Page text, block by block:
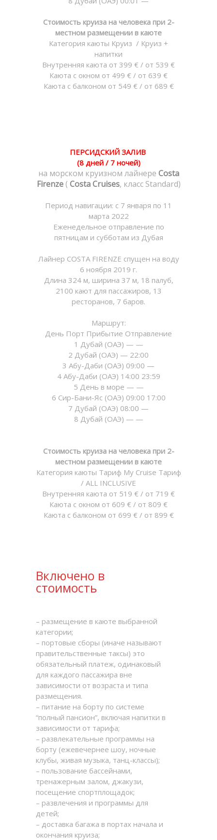
Стоимость круиза на человека при 2-
местном размещении в каюте
Категория каюты Круиз / Круиз +
напитки
Внутренняя каюта от 399 € / от 539 €
Каюта с окном от 499 € / от 639 €
Каюта с балконом от 549 € / от 689 €
ПЕРСИДСКИЙ ЗАЛИВ
(8 дней / 7 ночей)
на морском круизном лайнере Сosta
Firenze ( Costa Cruises, класс Standard)
Период навигации: с 7 января по 11
марта 2022
Еженедельное отправление по
пятницам и субботам из Дубая
Лайнер COSTA FIRENZE спущен на воду
6 ноября 2019 г.
Длина 324 м, ширина 37 м, 18 палуб,
2100 кают для пассажиров, 13
ресторанов, 7 баров.
Маршрут:
День Порт Прибытие Отправление
1 Дубай (ОАЭ) — —
2 Дубай (ОАЭ) — 22:00
3 Абу-Даби (ОАЭ) 09:00 —
4 Абу-Даби (ОАЭ) 14:00 23:59
5 День в море — —
6 Сир-Бани-Яс (ОАЭ) 09:00 17:00
7 Дубай (ОАЭ) 08:00 —
8 Дубай (ОАЭ) — —
Стоимость круиза на человека при 2-
местном размещении в каюте
Категория каюты Тариф My Cruise Тариф
/ ALL INCLUSIVE
Внутренняя каюта от 519 € / от 719 €
Каюта с окном от 609 € / от 809 €
Каюта с балконом от 699 € / от 899 €
Включено в
стоимость
– размещение в каюте выбранной
категории;
– портовые сборы (иначе называют
правительственные таксы) это
обязательный платеж, одинаковый
для каждого пассажира вне
зависимости от возраста и типа
размещения.
– питание на борту по системе
“полный пансион”, включая напитки в
зависимости от тарифа;
– развлекательные программы на
борту (ежевечернее шоу, ночные
клубы, живая музыка, танц-классы);
– пользование бассейнами,
тренажерным залом, джакузи,
посещение спортплощадок;
– развлечения и программы для
детей;
– доставка багажа в портах начала и
окончания круиза;